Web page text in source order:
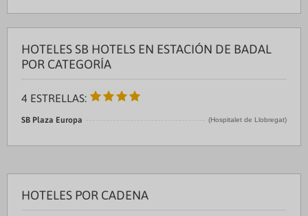
HOTELES SB HOTELS EN ESTACIÓN DE BADAL
POR CATEGORÍA
4 ESTRELLAS:
SB Plaza Europa (Hospitalet de Llobregat)
HOTELES POR CADENA